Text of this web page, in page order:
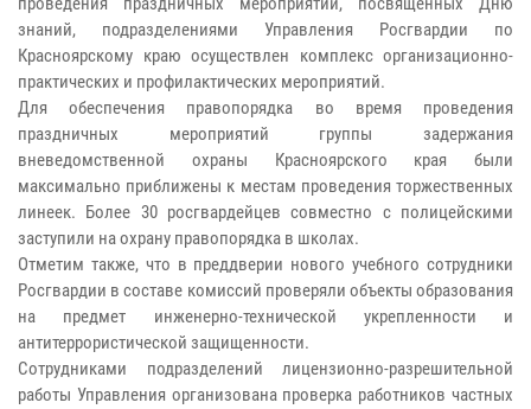
знаний, подразделениями Управления Росгвардии по
Красноярскому краю осуществлен комплекс организационно-
практических и профилактических мероприятий.
Для обеспечения правопорядка во время проведения
праздничных мероприятий группы задержания
вневедомственной охраны Красноярского края были
максимально приближены к местам проведения торжественных
линеек. Более 30 росгвардейцев совместно с полицейскими
заступили на охрану правопорядка в школах.
Отметим также, что в преддверии нового учебного сотрудники
Росгвардии в составе комиссий проверяли объекты образования
на предмет инженерно-технической укрепленности и
антитеррористической защищенности.
Сотрудниками подразделений лицензионно-разрешительной
работы Управления организована проверка работников частных